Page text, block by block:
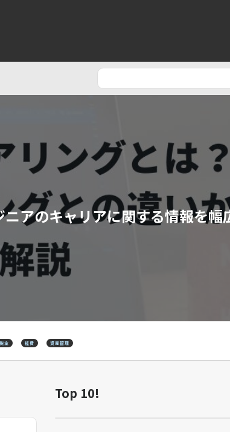
アのキャリアに関する情報を幅
税金 経費 資産管理
Top 10!